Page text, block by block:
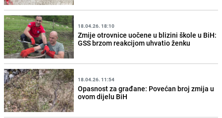
18.04.26. 18:10
Zmije otrovnice uočene u blizini škole u BiH:
GSS brzom reakcijom uhvatio ženku
18.04.26. 11:54
Opasnost za građane: Povećan broj zmija u
ovom dijelu BiH